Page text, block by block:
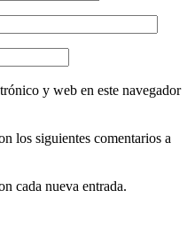
y web en este navegador
los siguientes comentarios a
cada nueva entrada.